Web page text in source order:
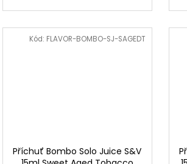
Příchuť Bombo Solo Juice S&V
Kód: FLAVOR-BOMBO-SJ-SAGEDT